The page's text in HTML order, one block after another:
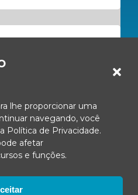
lhe proporcionar uma
navegando, você
Política de Privacidade.
afetar
e funções.
da Fenacon.
Política de Privacidade
2026